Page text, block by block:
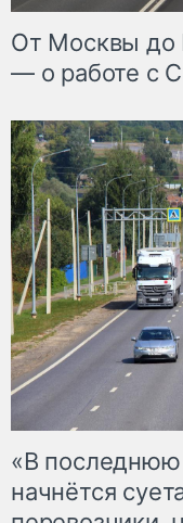
От Москвы до
— о работе с
«В последнюю
начнётся